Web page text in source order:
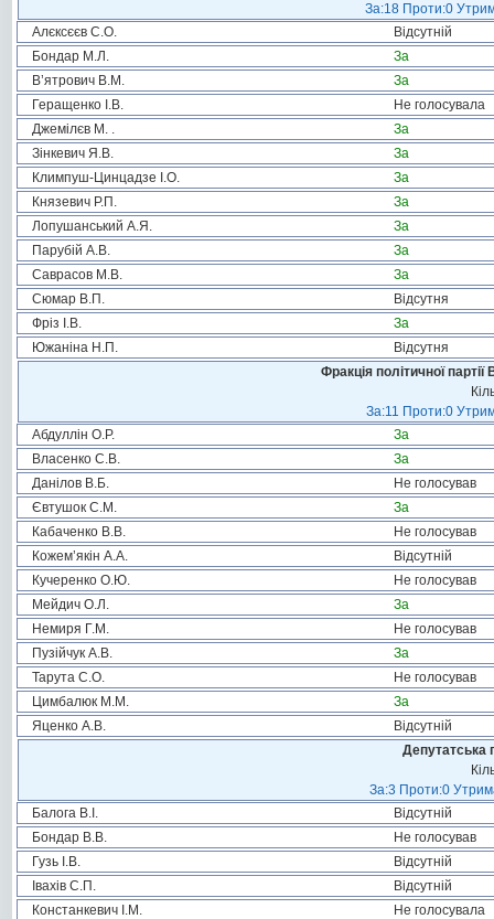
За:18 Проти:0
Алєксєєв С.О.
Відсутній
Бондар М.Л.
За
В’ятрович В.М.
За
Геращенко І.В.
Не голосувала
Джемілєв М. .
За
Зінкевич Я.В.
За
Климпуш-Цинцадзе І.О.
За
Князевич Р.П.
За
Лопушанський А.Я.
За
Парубій А.В.
За
Саврасов М.В.
За
Сюмар В.П.
Відсутня
Фріз І.В.
За
Южаніна Н.П.
Відсутня
Фракція політичної
За:11 Проти:0
Абдуллін О.Р.
За
Власенко С.В.
За
Данілов В.Б.
Не голосував
Євтушок С.М.
За
Кабаченко В.В.
Не голосував
Кожем’якін А.А.
Відсутній
Кучеренко О.Ю.
Не голосував
Мейдич О.Л.
За
Немиря Г.М.
Не голосував
Пузійчук А.В.
За
Тарута С.О.
Не голосував
Цимбалюк М.М.
За
Яценко А.В.
Відсутній
Депутатська
За:3 Проти:0
Балога В.І.
Відсутній
Бондар В.В.
Не голосував
Гузь І.В.
Відсутній
Івахів С.П.
Відсутній
Констанкевич І.М.
Не голосувала